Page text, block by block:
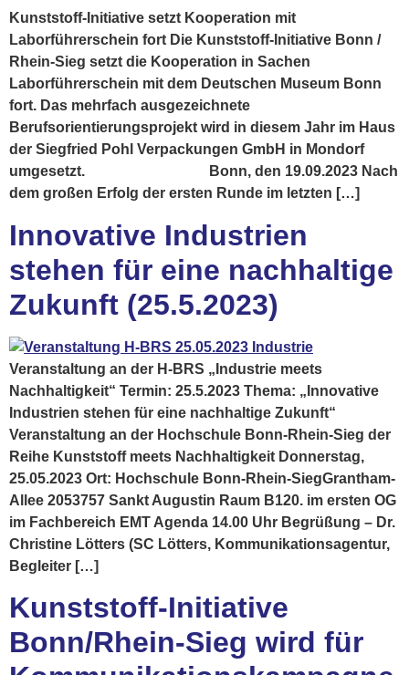
Kunststoff-Initiative setzt Kooperation mit
Laborführerschein fort Die Kunststoff-Initiative Bonn /
Rhein-Sieg setzt die Kooperation in Sachen
Laborführerschein mit dem Deutschen Museum Bonn
fort. Das mehrfach ausgezeichnete
Berufsorientierungsprojekt wird in diesem Jahr im Haus
der Siegfried Pohl Verpackungen GmbH in Mondorf
umgesetzt. Bonn, den 19.09.2023 Nach
dem großen Erfolg der ersten Runde im letzten […]
Innovative Industrien
stehen für eine nachhaltige
Zukunft (25.5.2023)
Veranstaltung an der H-BRS „Industrie meets
Nachhaltigkeit“ Termin: 25.5.2023 Thema: „Innovative
Industrien stehen für eine nachhaltige Zukunft“
Veranstaltung an der Hochschule Bonn-Rhein-Sieg der
Reihe Kunststoff meets Nachhaltigkeit Donnerstag,
25.05.2023 Ort: Hochschule Bonn-Rhein-SiegGrantham-
Allee 2053757 Sankt Augustin Raum B120. im ersten OG
im Fachbereich EMT Agenda 14.00 Uhr Begrüßung – Dr.
Christine Lötters (SC Lötters, Kommunikationsagentur,
Begleiter […]
Kunststoff-Initiative
Bonn/Rhein-Sieg wird für